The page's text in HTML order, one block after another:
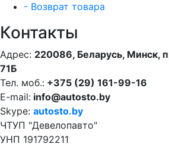
- Возврат товара
Контакты
Адрес: 220086, Беларусь, Минск,
71Б
Тел. моб.: +375 (29) 161-99-16
E-mail: info@autosto.by
Skype: autosto.by
ЧТУП "Девелопавто"
УНП 191792211